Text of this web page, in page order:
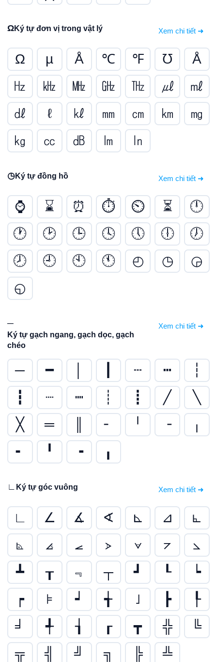
ΩKý tự đơn vị trong vật lý Xem chi tiết ➜
Ω µ Å ℃ ℉ ℧
Å
㎐
㎑ ㎒ ㎓ ㎔ ㎕
㎖
㎗
ℓ ㎘ ㎜ ㎝ ㎞
㎎
㎏
㏄ ㏈ ㏐ ㏑
◷Ký tự đồng hồ Xem chi tiết ➜
⌚ ⌛ ⏰ ⏱ ⏲ ⏳
🕛
🕐
🕑 🕒 🕓 🕔 🕕
🕖
🕗
🕘 🕙 🕚 ◴ ◷
◶
◵
─
Ký tự gạch ngang, gạch dọc, gạch
chéo
Xem chi tiết ➜
─ ━ ┄ ┅
┆
┇
┈ ┉ ┊ ┋ ╱
╲
╳
═ ╴ ╵ ╶
╷
╸
╹ ╺ ╻
∟ Ký tự góc vuông Xem chi tiết ➜
∟ ∠ ∡ ∢ ⊾ ⊿
⦜
⦝
⦞ ⦟ ⦠ ⦡ ⦢
⦣
┻
┰ ﹃ ┬ ┛ ┖
┕
┍
⊧ ┙ ╅ ˩ ┣
┞
╛
╃ ┧ ┎ ┳ ╬
╚
╦
╣ ╝ ╗ ╠ ╩